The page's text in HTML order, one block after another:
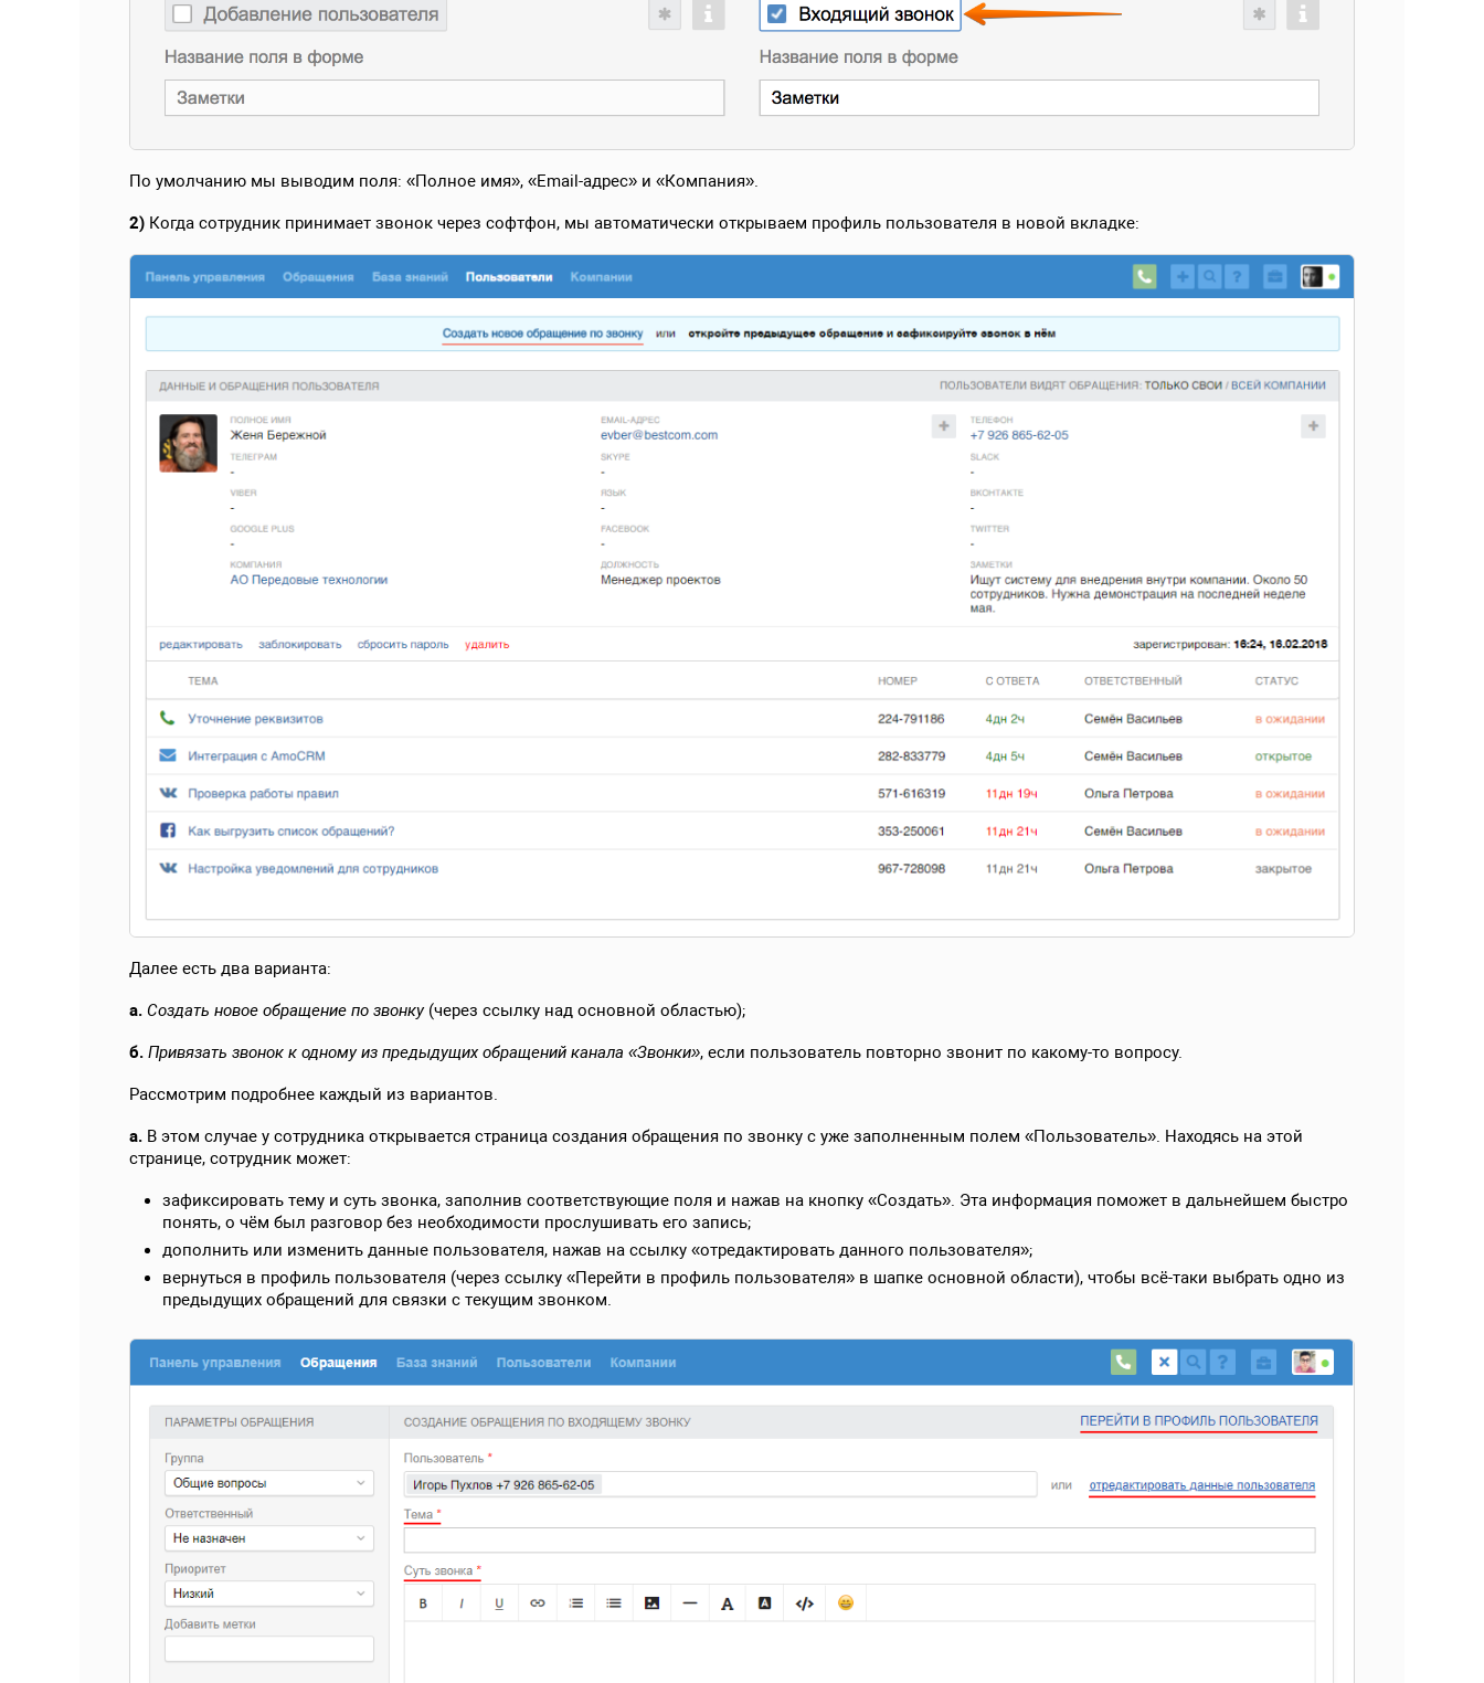
По умолчанию мы выводим поля: «Полное имя», «Email-адрес» и «Компания».
2) Когда сотрудник принимает звонок через софтфон, мы автоматически открываем профиль пользователя в новой вкладке:
Далее есть два варианта:
а. Создать новое обращение по звонку(через ссылку над основной областью);
б. Привязать звонок к одному из предыдущих обращений канала «Звонки», если пользователь повторно звонит по какому-то вопросу.
Рассмотрим подробнее каждый из вариантов.
а. В этом случае у сотрудника открывается страница создания обращения по звонку с уже заполненным полем «Пользователь». Находясь на этой
странице, сотрудник может:
зафиксировать тему и суть звонка, заполнив соответствующие поля и нажав на кнопку «Создать». Эта информация поможет в дальнейшем быстро
понять, о чём был разговор без необходимости прослушивать его запись;
дополнить или изменить данные пользователя, нажав на ссылку «отредактировать данного пользователя»;
вернуться в профиль пользователя (через ссылку «Перейти в профиль пользователя» в шапке основной области), чтобы всё-таки выбрать одно из
предыдущих обращений для связки с текущим звонком.